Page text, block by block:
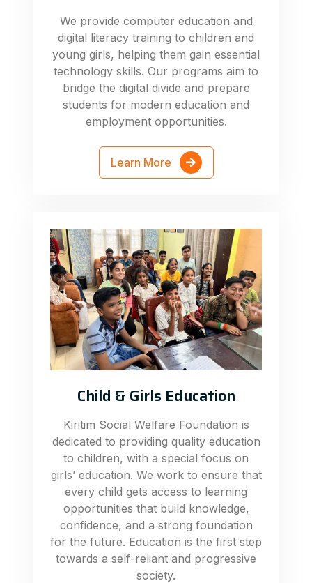
We provide computer education and
digital literacy training to children and
young girls, helping them gain essential
technology skills. Our programs aim to
bridge the digital divide and prepare
students for modern education and
employment opportunities.
Learn More
Child & Girls Education
Kiritim Social Welfare Foundation is
dedicated to providing quality education
to children, with a special focus on
girls’ education. We work to ensure that
every child gets access to learning
opportunities that build knowledge,
confidence, and a strong foundation
for the future. Education is the first step
towards a self-reliant and progressive
society.